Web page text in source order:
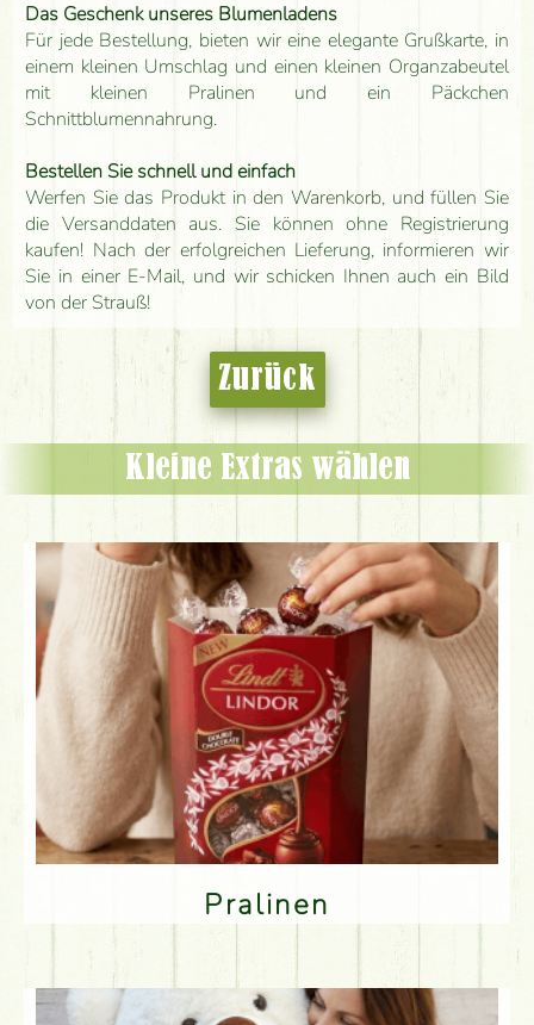
Das Geschenk unseres Blumenladens
Für jede Bestellung, bieten wir eine elegante Grußkarte, in
einem kleinen Umschlag und einen kleinen Organzabeutel
mit kleinen Pralinen und ein Päckchen
Schnittblumennahrung.
Bestellen Sie schnell und einfach
Werfen Sie das Produkt in den Warenkorb, und füllen Sie
die Versanddaten aus. Sie können ohne Registrierung
kaufen! Nach der erfolgreichen Lieferung, informieren wir
Sie in einer E-Mail, und wir schicken Ihnen auch ein Bild
von der Strauß!
Zurück
Kleine Extras wählen
Pralinen